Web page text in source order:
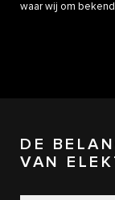
waar wij om
DE
VAN